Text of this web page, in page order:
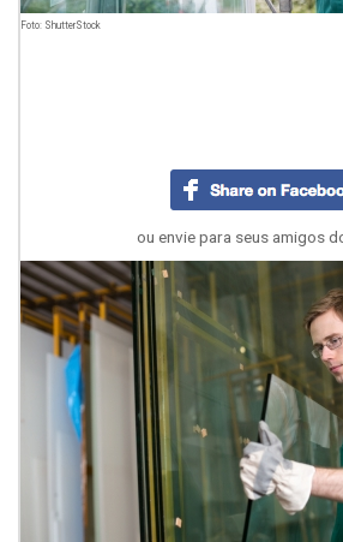
Foto: ShutterStock
ou envie para seus amigos